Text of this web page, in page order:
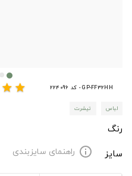
GP-FF32HH - کد 224096 star
star
لباس تیشرت
رنگ
سایز
info راهنمای سایزبندی